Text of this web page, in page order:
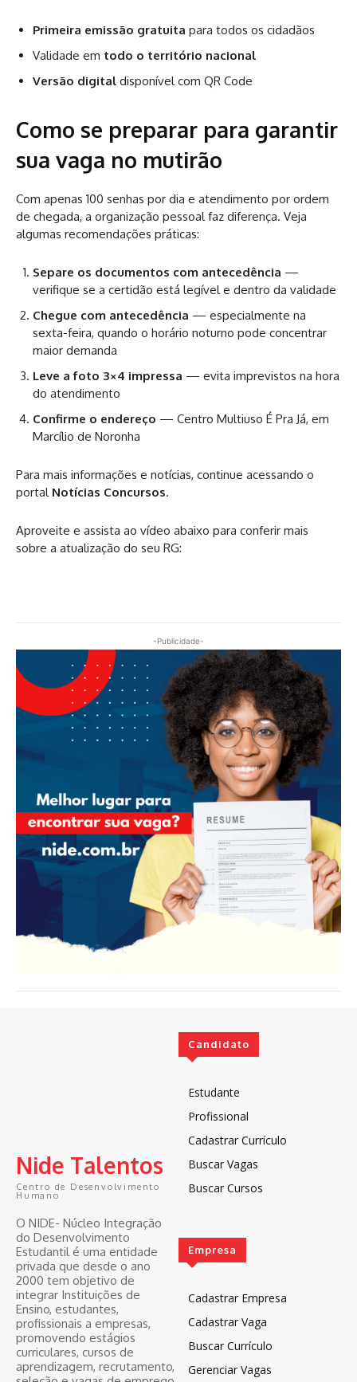
Primeira emissão gratuita para todos os cidadãos
Validade em todo o território nacional
Versão digital disponível com QR Code
Como se preparar para garantir
sua vaga no mutirão
Com apenas 100 senhas por dia e atendimento por ordem
de chegada, a organização pessoal faz diferença. Veja
algumas recomendações práticas:
Separe os documentos com antecedência —
verifique se a certidão está legível e dentro da validade
Chegue com antecedência — especialmente na
sexta-feira, quando o horário noturno pode concentrar
maior demanda
Leve a foto 3×4 impressa — evita imprevistos na hora
do atendimento
Confirme o endereço — Centro Multiuso É Pra Já, em
Marcílio de Noronha
Para mais informações e notícias, continue acessando o
portal Notícias Concursos.
Aproveite e assista ao vídeo abaixo para conferir mais
sobre a atualização do seu RG:
-Publicidade-
Nide Talentos
Centro de Desenvolvimento
Humano
O NIDE- Núcleo Integração
do Desenvolvimento
Estudantil é uma entidade
privada que desde o ano
2000 tem objetivo de
integrar Instituições de
Ensino, estudantes,
profissionais a empresas,
promovendo estágios
curriculares, cursos de
aprendizagem, recrutamento,
Candidato
Estudante
Profissional
Cadastrar Currículo
Buscar Vagas
Buscar Cursos
Empresa
Cadastrar Empresa
Cadastrar Vaga
Buscar Currículo
Gerenciar Vagas